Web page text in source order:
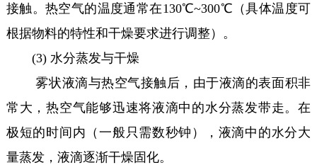
接触。热空气的温度通常在130℃~300℃（具体温度可
根据物料的特性和干燥要求进行调整）。
(3) 水分蒸发与干燥
雾状液滴与热空气接触后，由于液滴的表面积非
常大，热空气能够迅速将液滴中的水分蒸发带走。在
极短的时间内（一般只需数秒钟），液滴中的水分大
量蒸发，液滴逐渐干燥固化。